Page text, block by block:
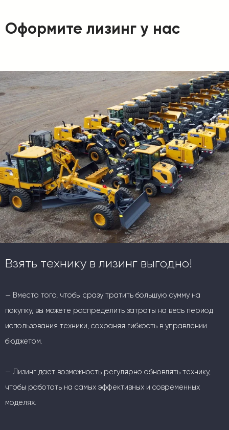
Оформите лизинг у нас
Взять технику в лизинг выгодно!
— Вместо того, чтобы сразу тратить большую сумму на
покупку, вы можете распределить затраты на весь период
использования техники, сохраняя гибкость в управлении
бюджетом.
— Лизинг дает возможность регулярно обновлять технику,
чтобы работать на самых эффективных и современных
моделях.